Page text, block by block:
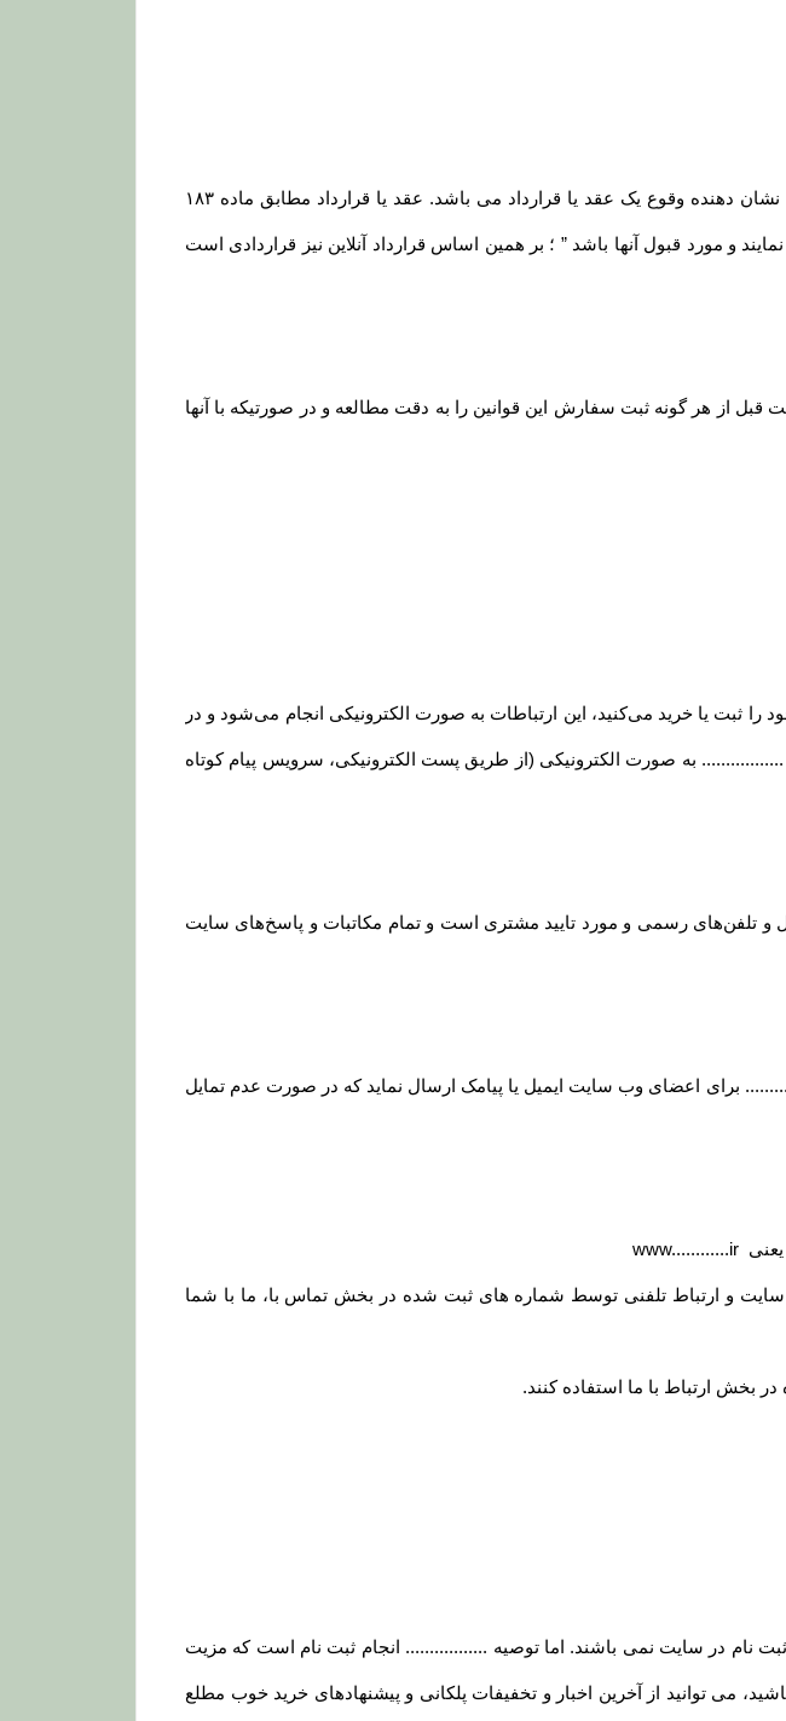
مشابه محیط فیزیکی، در محیط الکترونیکی نیز هر گونه داد و ستدی که انجام می گیرد، نشان دهنده وقوع یک عقد یا قرارداد می باشد. عقد یا قرارداد مطابق ماده ۱۸۳
و مورد قبول آنها باشد ” ؛ بر همین اساس قرارداد آنلاین نیز قراردادی است
از هر گونه ثبت سفارش این قوانین را به دقت مطالعه و در صورتیکه با آنها
ثبت یا خرید می‏‌کنید، این ارتباطات به صورت الکترونیکی انجام می‏‌شود و در
به صورت الکترونیکی (از طریق پست الکترونیکی، سرویس پیام کوتاه
و تلفن‌های رسمی و مورد تایید مشتری است و تمام مکاتبات و پاسخ‌های سایت
برای اعضای وب سایت ایمیل یا پیامک ارسال نماید که در صورت عدم تمایل
www............ir
و ارتباط تلفنی توسط شماره های ثبت شده در بخش تماس با، ما با شما
بخش ارتباط با ما استفاده کنند.
نام در سایت نمی باشند. اما توصیه ................. انجام ثبت نام است که مزیت
می توانید از آخرین اخبار و تخفیفات پلکانی و پیشنهادهای خرید خوب مطلع